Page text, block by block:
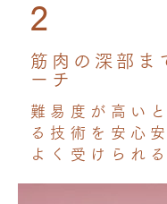
2
筋肉の深部ま
ーチ
難易度が高い
る技術を安心
よく受けられる